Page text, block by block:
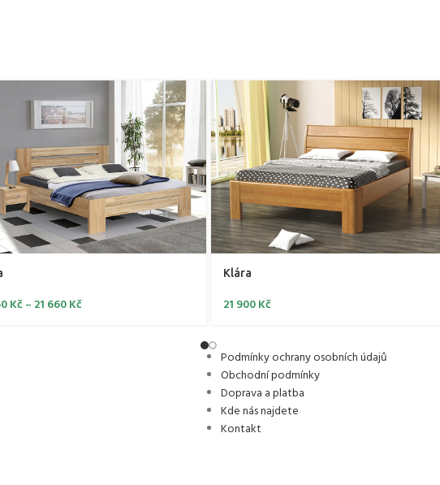
Kč– 21 660Kč
Klára
21 900Kč
Podmínky ochrany osobních údajů
Obchodní podmínky
Doprava a platba
Kde nás najdete
Kontakt